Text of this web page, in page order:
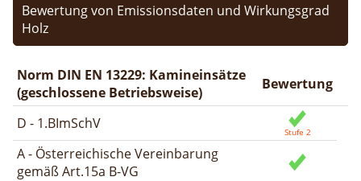
Bewertung von Emissionsdaten und Wirkungsgrad
Holz
Norm DIN EN 13229: Kamineinsätze
(geschlossene Betriebsweise)
Bewertung
D - 1.BImSchV
A - Österreichische Vereinbarung
gemäß Art.15a B-VG